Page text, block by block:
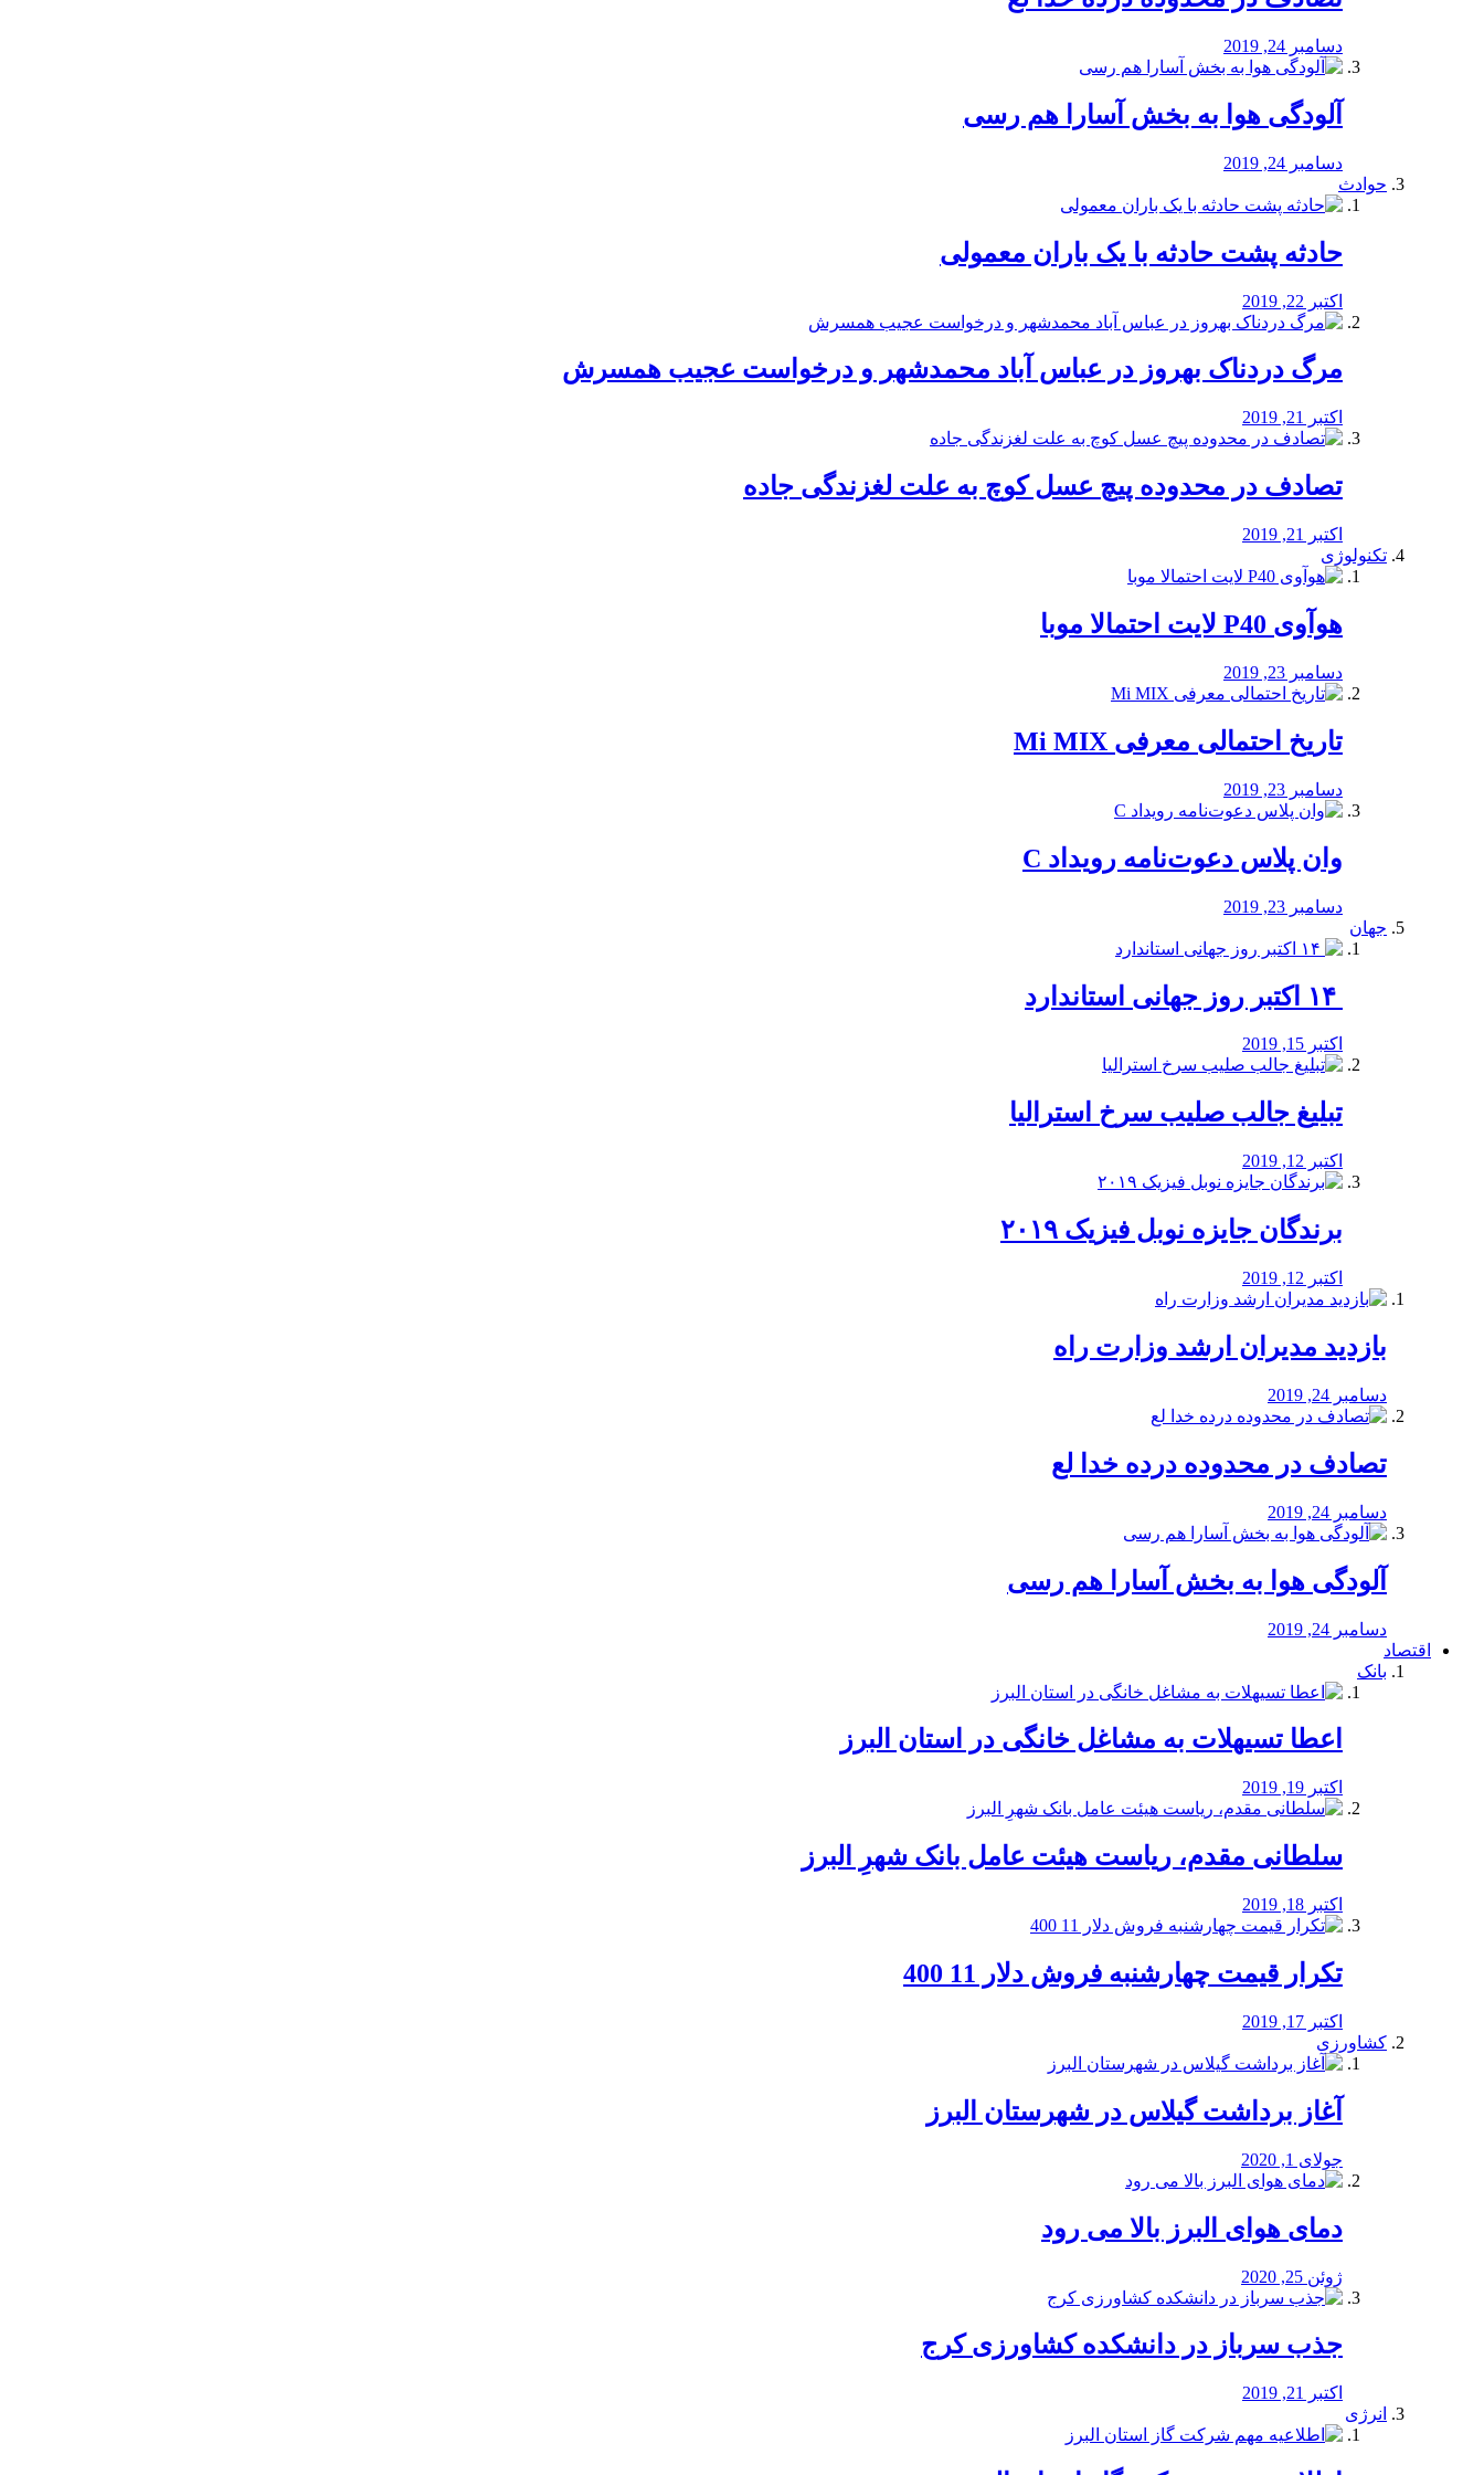
دسامبر 24, 2019
آلودگی هوا به بخش آسارا هم رسی
دسامبر 24, 2019
حوادث
️حادثه پشت حادثه با یک باران معمولی
اکتبر 22, 2019
مرگ دردناک بهروز در عباس آباد محمدشهر و درخواست عجیب همسرش
اکتبر 21, 2019
تصادف در محدوده پیچ عسل کوچ به علت لغزندگی جاده
اکتبر 21, 2019
تکنولوژی
هوآوی P40 لایت احتمالا موبا
دسامبر 23, 2019
تاریخ احتمالی معرفی Mi MIX
دسامبر 23, 2019
وان پلاس دعوت‌نامه رویداد C
دسامبر 23, 2019
جهان
اکتبر 15, 2019
تبلیغ جالب صلیب سرخ استرالیا
اکتبر 12, 2019
برندگان جایزه نوبل فیزیک ۲۰۱۹
اکتبر 12, 2019
بازدید مدیران ارشد وزارت راه
دسامبر 24, 2019
تصادف در محدوده درده خدا لع
دسامبر 24, 2019
آلودگی هوا به بخش آسارا هم رسی
دسامبر 24, 2019
اقتصاد
بانک
️اعطا تسیهلات به مشاغل خانگی در استان البرز
اکتبر 19, 2019
سلطانی مقدم، ریاست هیئت عامل بانک شهرِ البرز
اکتبر 18, 2019
تکرار قیمت چهارشنبه فروش دلار 11 400
اکتبر 17, 2019
کشاورزی
آغاز برداشت گیلاس در شهرستان البرز
جولای 1, 2020
دمای هوای البرز بالا می رود
ژوئن 25, 2020
جذب سرباز در دانشکده کشاورزی کرج
اکتبر 21, 2019
انرژی